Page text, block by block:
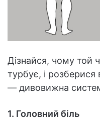
Дізнайся, чому той
турбує, і розберися
— дивовижна
1. Головний біль